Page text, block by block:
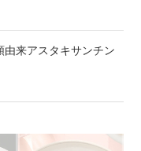
来アスタキサンチン